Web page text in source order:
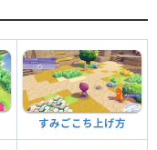
すみごこち上げ方